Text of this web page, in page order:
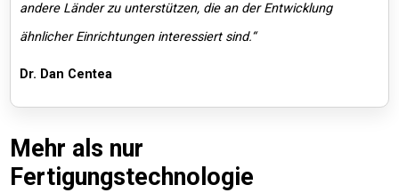
andere Länder zu unterstützen, die an der Entwicklung
ähnlicher Einrichtungen interessiert sind.“
Dr. Dan Centea
Mehr als nur
Fertigungstechnologie